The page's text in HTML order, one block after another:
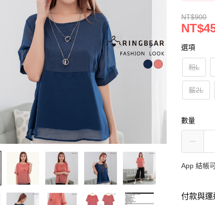
NT$900
選項
粉L
藍2L
數量
App 結帳
付款與運